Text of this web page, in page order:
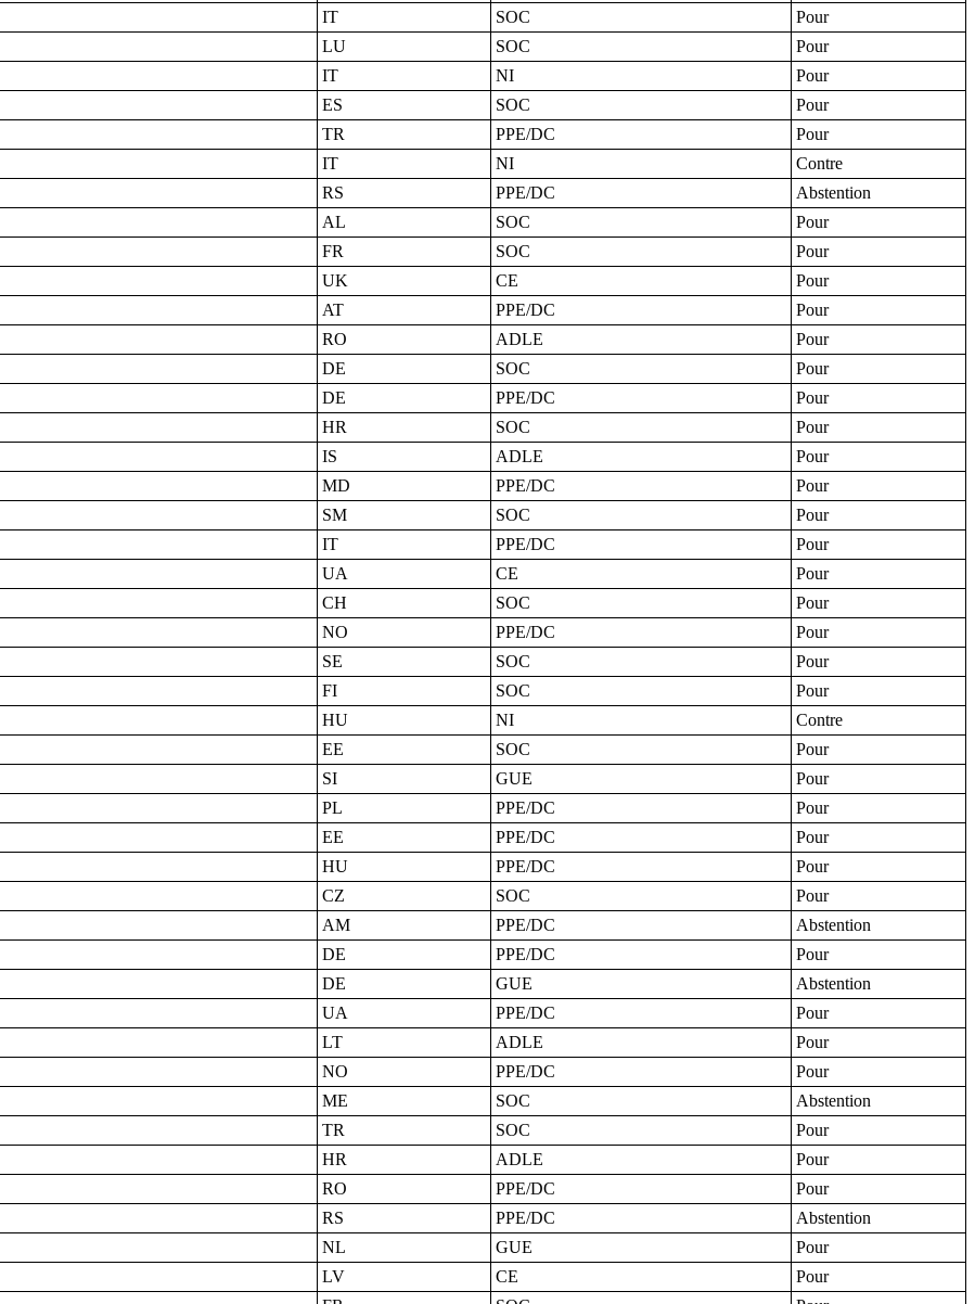
IT SOC
Pour
LU SOC
Pour
IT NI
Pour
ES SOC
Pour
TR PPE/DC
Pour
IT NI
Contre
RS PPE/DC
Abstention
AL SOC
Pour
FR SOC
Pour
UK CE
Pour
AT PPE/DC
Pour
RO ADLE
Pour
DE SOC
Pour
DE PPE/DC
Pour
HR SOC
Pour
IS ADLE
Pour
MD PPE/DC
Pour
SM SOC
Pour
IT PPE/DC
Pour
UA CE
Pour
CH SOC
Pour
NO PPE/DC
Pour
SE SOC
Pour
FI SOC
Pour
HU NI
Contre
EE SOC
Pour
SI GUE
Pour
PL PPE/DC
Pour
EE PPE/DC
Pour
HU PPE/DC
Pour
CZ SOC
Pour
AM PPE/DC
Abstention
DE PPE/DC
Pour
DE GUE
Abstention
UA PPE/DC
Pour
LT ADLE
Pour
NO PPE/DC
Pour
ME SOC
Abstention
TR SOC
Pour
HR ADLE
Pour
RO PPE/DC
Pour
RS PPE/DC
Abstention
NL GUE
Pour
LV CE
Pour